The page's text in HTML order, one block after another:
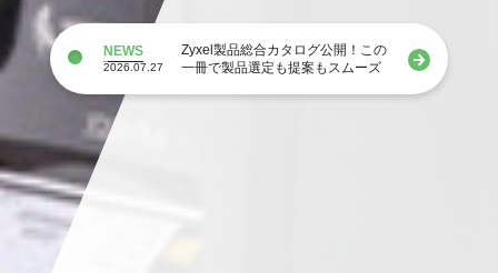
NEWS
2026.07.27
Zyxel製品総合カタログ公開！この
一冊で製品選定も提案もスムーズ